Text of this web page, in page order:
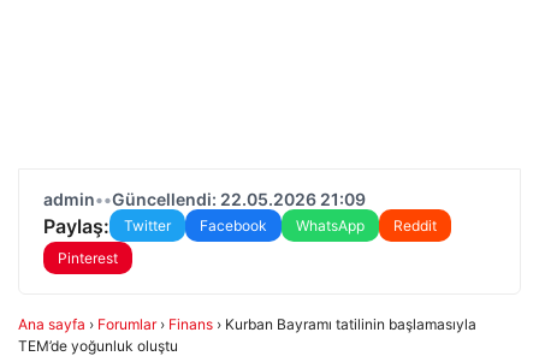
admin••Güncellendi: 22.05.2026 21:09
Paylaş: Twitter Facebook WhatsApp
Reddit
Pinterest
Ana sayfa › Forumlar › Finans › Kurban Bayramı tatilinin başlamasıyla
TEM’de yoğunluk oluştu